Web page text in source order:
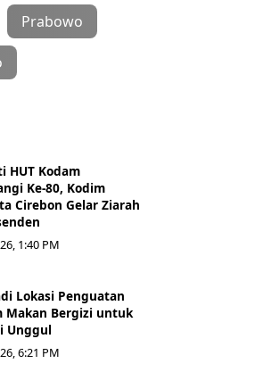
Prabowo
HUT Kodam
Ke-80, Kodim
Cirebon Gelar Ziarah
1:40 PM
Lokasi Penguatan
Makan Bergizi untuk
Unggul
6:21 PM